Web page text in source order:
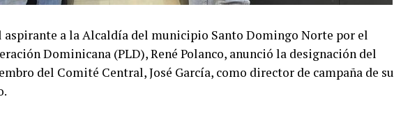
aspirante a la Alcaldía del municipio Santo Domingo Norte por el
Dominicana (PLD), René Polanco, anunció la designación del
del Comité Central, José García, como director de campaña de su